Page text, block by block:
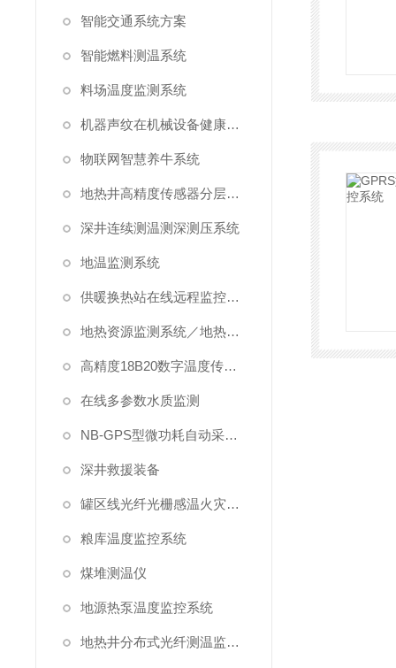
智能交通系统方案
智能燃料测温系统
料场温度监测系统
机器声纹在机械设备健康状态监测中的应用
物联网智慧养牛系统
地热井高精度传感器分层测温方案
深井连续测温测深测压系统
地温监测系统
供暖换热站在线远程监控系统方案
地热资源监测系统／地热管理系统
高精度18B20数字温度传感器
在线多参数水质监测
NB-GPS型微功耗自动采集系统
深井救援装备
罐区线光纤光栅感温火灾探测系统
粮库温度监控系统
煤堆测温仪
地源热泵温度监控系统
地热井分布式光纤测温监测系统